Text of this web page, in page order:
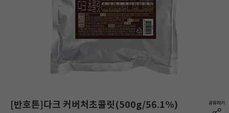
[반호튼]다크 커버처초콜릿(500g/56.1%)